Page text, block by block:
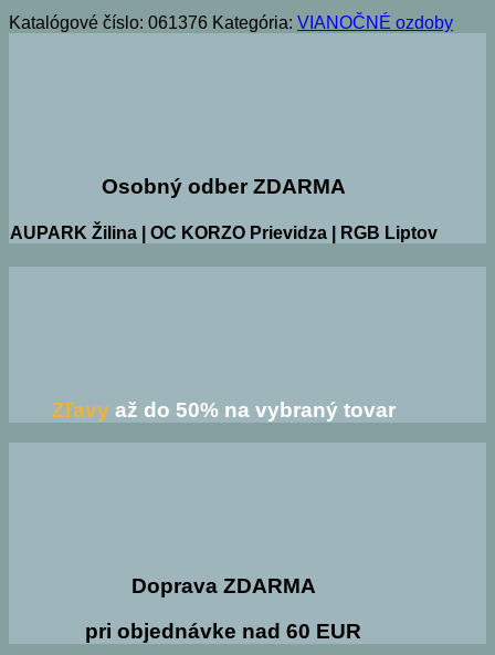
Katalógové číslo: 061376 Kategória: VIANOČNÉ ozdoby
Osobný odber ZDARMA
AUPARK Žilina | OC KORZO Prievidza | RGB Liptov
Zľavyaž do 50% na vybraný tovar
Doprava ZDARMA
pri objednávke nad 60 EUR